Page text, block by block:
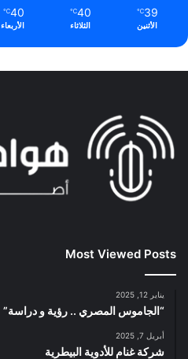
39
℃
الأثنين
40
℃
الثلاثاء
40
℃
الأربعاء
Most Viewed Posts
يناير 12, 2025
“الجاموس المصري .. رؤية و دراسة”
أبريل 7, 2025
شركة غنام للأدوية البيطرية